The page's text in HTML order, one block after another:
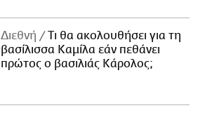
Διεθνή
Τι θα ακολουθήσει για τη
βασίλισσα Καμίλα εάν πεθάνει
πρώτος ο βασιλιάς Κάρολος;